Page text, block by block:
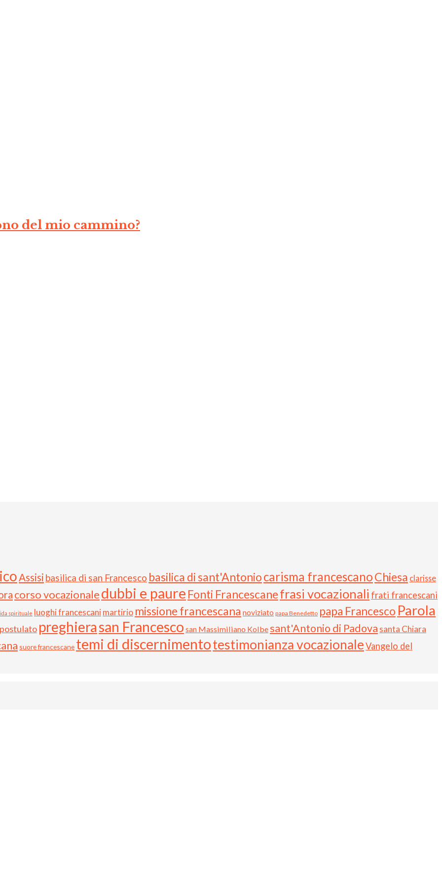
del mio cammino?
Assisi basilica di san Francesco basilica di sant'Antoniocarisma francescanoChiesa clarisse
corso vocazionaledubbi e paure Fonti Francescanefrasi vocazionali frati francescani
spirituale luoghi francescanimartirio missione francescana noviziato papa Benedetto papa Francesco Parola
postulato preghierasan Francesco san Massimiliano Kolbe sant'Antonio di Padova santa Chiara
suore francescane temi di discernimentotestimonianza vocazionaleVangelo del